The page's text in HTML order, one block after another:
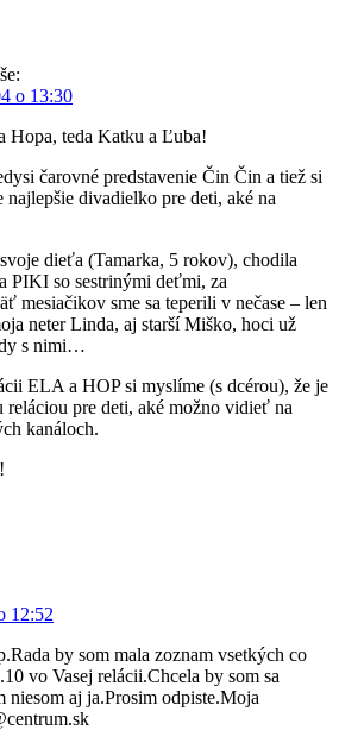
o 13:30
Hopa, teda Katku a Ľuba!
čarovné predstavenie Čin Čin a tiež si
divadielko pre deti, aké na
dieťa (Tamarka, 5 rokov), chodila
PIKI so sestrinými deťmi, za
mesiačikov sme sa teperili v nečase – len
neter Linda, aj starší Miško, hoci už
s nimi…
ELA a HOP si myslíme (s dcérou), že je
reláciou pre deti, aké možno vidieť na
kanáloch.
12:52
by som mala zoznam vsetkých co
vo Vasej relácii.Chcela by som sa
niesom aj ja.Prosim odpiste.Moja